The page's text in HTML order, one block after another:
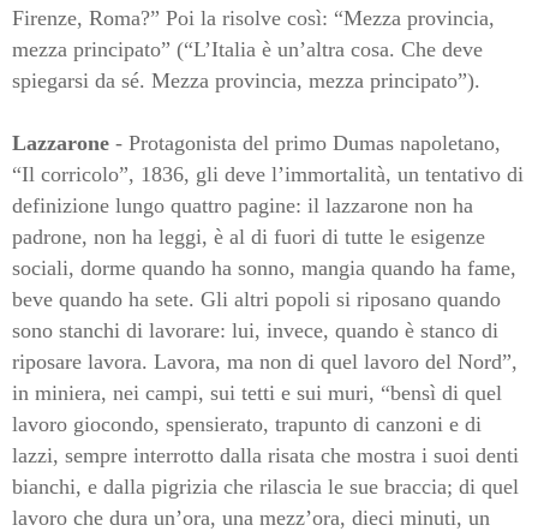
Firenze, Roma?” Poi la risolve così: “Mezza provincia,
mezza principato” (“L’Italia è un’altra cosa. Che deve
spiegarsi da sé. Mezza provincia, mezza principato”).
Lazzarone - Protagonista del primo Dumas napoletano,
“Il corricolo”, 1836, gli deve l’immortalità, un tentativo di
definizione lungo quattro pagine: il lazzarone non ha
padrone, non ha leggi, è al di fuori di tutte le esigenze
sociali, dorme quando ha sonno, mangia quando ha fame,
beve quando ha sete. Gli altri popoli si riposano quando
sono stanchi di lavorare: lui, invece, quando è stanco di
riposare lavora. Lavora, ma non di quel lavoro del Nord”,
in miniera, nei campi, sui tetti e sui muri, “bensì di quel
lavoro giocondo, spensierato, trapunto di canzoni e di
lazzi, sempre interrotto dalla risata che mostra i suoi denti
bianchi, e dalla pigrizia che rilascia le sue braccia; di quel
lavoro che dura un’ora, una mezz’ora, dieci minuti, un